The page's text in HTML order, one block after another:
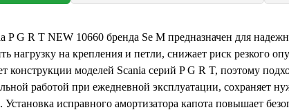
P G R T NEW 10660 бренда Se M предназначен для
нагрузку на крепления и петли, снижает риск резкого
конструкции моделей Scania серий P G R T, поэтому
работой при ежедневной эксплуатации, сохраняет
исправного амортизатора капота повышает